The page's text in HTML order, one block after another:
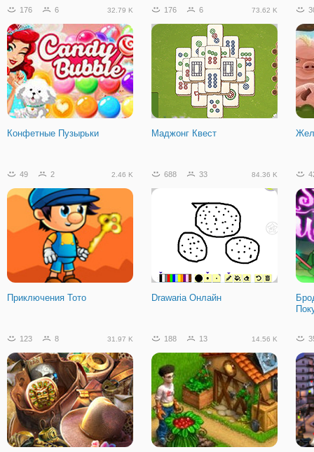
Слитхер - сетевая змейка Безумная Геометрия Даш
Драки (Файтз)
176 6 32.79 K
Конфетные Пузырьки
176 6 73.62 K
Маджонг Квест
49 2 2.46 K
Приключения Тото
688 33 84.36 K
Drawaria Онлайн
123 8 31.97 K 188 13 14.56 K